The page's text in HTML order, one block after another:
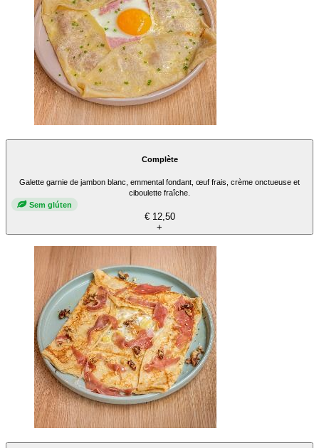
Complète
Galette garnie de jambon blanc, emmental fondant, œuf frais, crème onctueuse et
ciboulette fraîche.
Sem glúten
€ 12,50
+